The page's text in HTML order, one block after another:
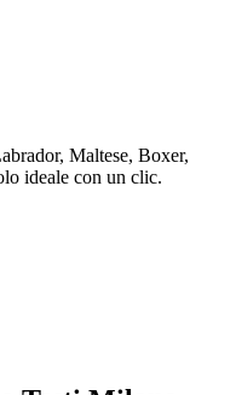
Maltese, Boxer,
ideale con un clic.